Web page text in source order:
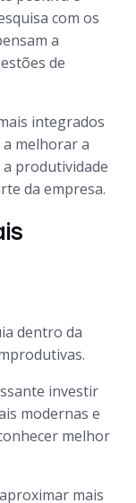
com os
a
de
integrados
melhorar a
produtividade
da empresa.
dentro da
investir
modernas e
melhor
mais